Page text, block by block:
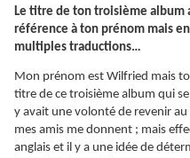
Le titre de ton troisième album
référence à ton prénom mais
multiples traductions…
Mon prénom est Wilfried mais
titre de ce troisième album qui
y avait une volonté de revenir
mes amis me donnent ; mais
anglais et il y a une idée de